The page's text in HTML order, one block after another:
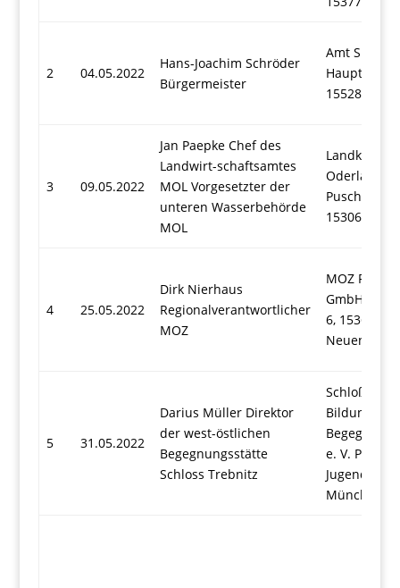
2 04.05.2022
Hans-Joachim Schröder
Bürgermeister
Amt
15528
3 09.05.2022
Jan Paepke Chef des
Landwirt-schaftsamtes
MOL Vorgesetzter der
unteren Wasserbehörde
MOL
Landkreis
Oderland
15306
4 25.05.2022
Dirk Nierhaus
Regionalverantwortlicher
MOZ
MOZ
GmbH
6, 15366
5 31.05.2022
Darius Müller Direktor
der west-östlichen
Begegnungsstätte
Schloss Trebnitz
Schloß
Bildungs-
e. V. Platz
Jugend 6